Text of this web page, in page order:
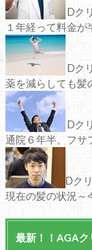
Dク
１年経って料金
Dク
薬を減らしても髪
Dク
通院６年半。フサ
Dク
現在の髪の状況～
最新！！AGA